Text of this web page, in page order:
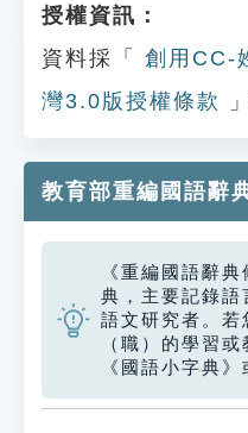
授權資訊：
資料採「
創用CC-
灣3.0版授權條款
教育部重編國語辭
《重編國語辭
典，主要記錄語
語文研究者。若
（職）的學習
《國語小字典